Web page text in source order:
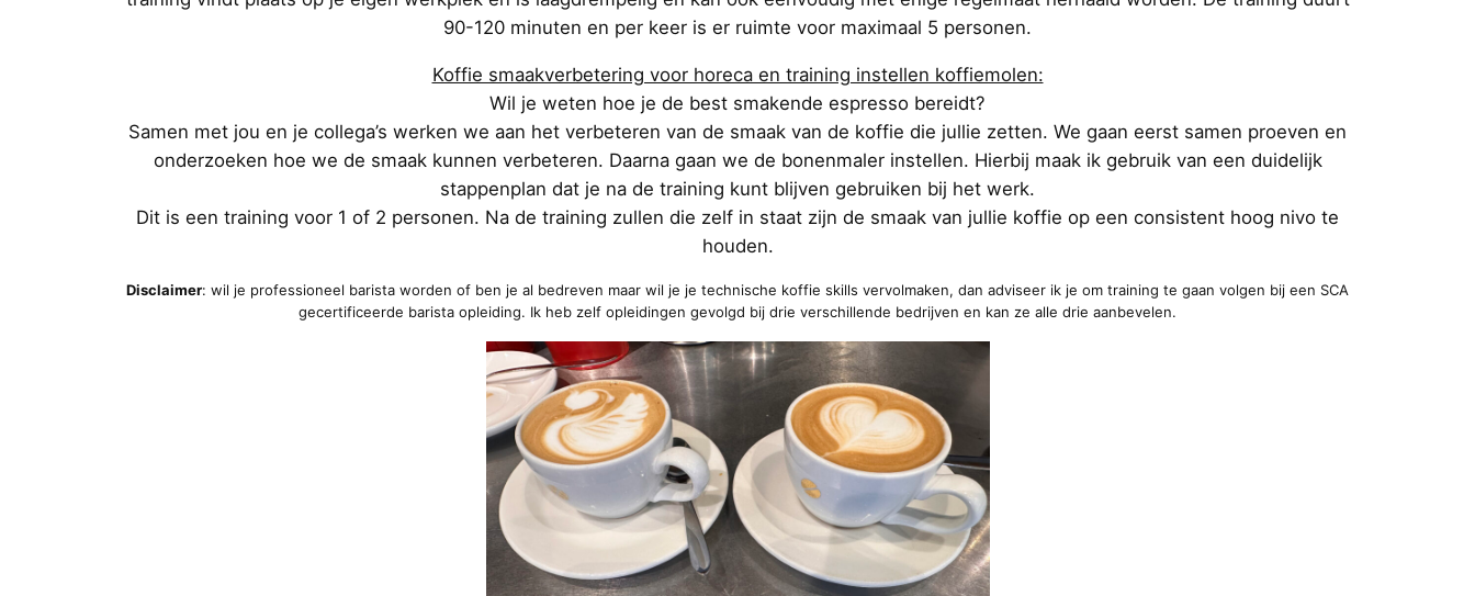
90-120 minuten en per keer is er ruimte voor maximaal 5 personen.
Koffie smaakverbetering voor horeca en training instellen koffiemolen:
Wil je weten hoe je de best smakende espresso bereidt?
Samen met jou en je collega’s werken we aan het verbeteren van de smaak van de koffie die jullie zetten. We gaan eerst samen proeven en
onderzoeken hoe we de smaak kunnen verbeteren. Daarna gaan we de bonenmaler instellen. Hierbij maak ik gebruik van een duidelijk
stappenplan dat je na de training kunt blijven gebruiken bij het werk.
Dit is een training voor 1 of 2 personen. Na de training zullen die zelf in staat zijn de smaak van jullie koffie op een consistent hoog nivo te
houden.
Disclaimer: wil je professioneel barista worden of ben je al bedreven maar wil je je technische koffie skills vervolmaken, dan adviseer ik je om training te gaan volgen bij een SCA
gecertificeerde barista opleiding. Ik heb zelf opleidingen gevolgd bij drie verschillende bedrijven en kan ze alle drie aanbevelen.